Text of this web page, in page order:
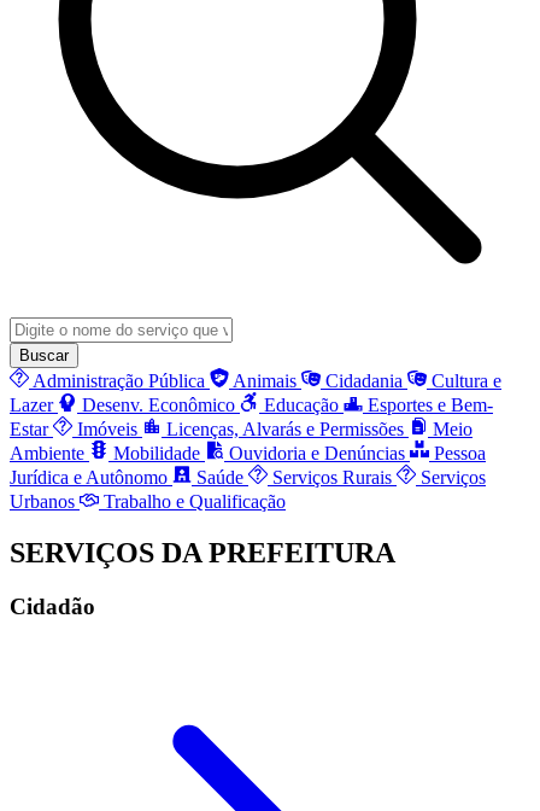
Buscar
Administração Pública Animais Cidadania
Cultura e
Lazer
Desenv. Econômico Educação
Esportes e Bem-
Estar
Imóveis Licenças, Alvarás e Permissões
Meio
Ambiente
Mobilidade Ouvidoria e Denúncias
Pessoa
Jurídica e Autônomo
Saúde Serviços Rurais
Serviços
Urbanos
Trabalho e Qualificação
SERVIÇOS DA PREFEITURA
Cidadão